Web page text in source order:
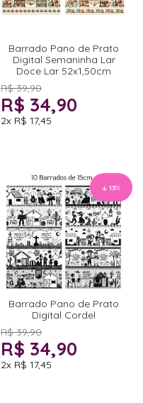
Barrado Pano de Prato
Digital Semaninha Lar
Doce Lar 52x1,50cm
R$ 39,90
R$ 34,90
2x R$ 17,45
13%
Barrado Pano de Prato
Digital Cordel
R$ 39,90
R$ 34,90
2x R$ 17,45